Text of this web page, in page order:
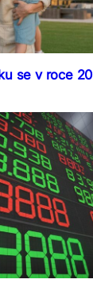
se v roce